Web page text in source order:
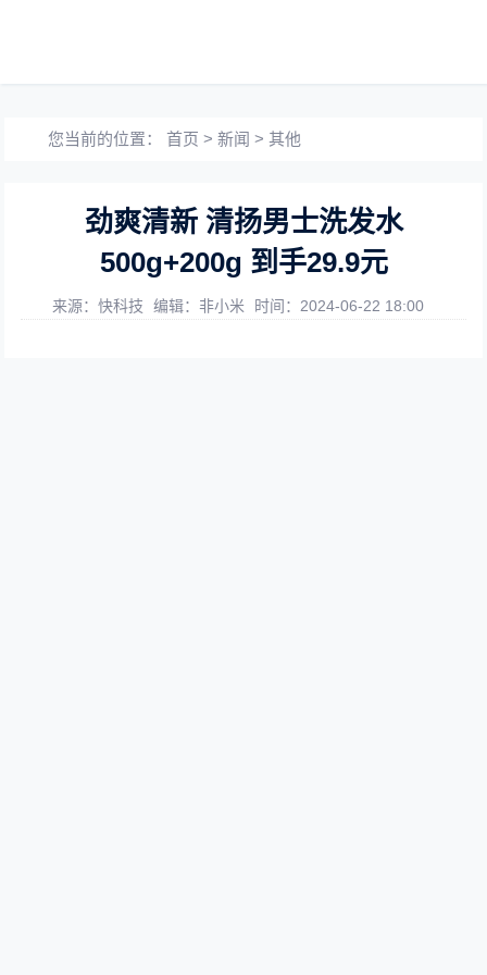
您当前的位置：首页 >新闻 >其他
劲爽清新 清扬男士洗发水
500g+200g 到手29.9元
来源：快科技 编辑：非小米 时间：2024-06-22 18:00